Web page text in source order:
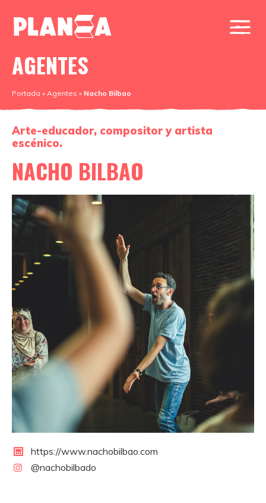
AGENTES
Portada » Agentes » Nacho Bilbao
Arte-educador, compositor y artista
escénico.
NACHO BILBAO
https://www.nachobilbao.com
@nachobilbado